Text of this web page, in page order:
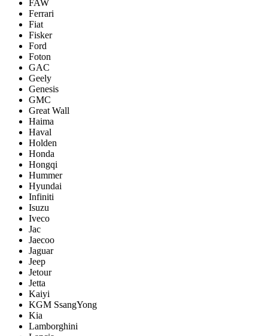
FAW
Ferrari
Fiat
Fisker
Ford
Foton
GAC
Geely
Genesis
GMC
Great Wall
Haima
Haval
Holden
Honda
Hongqi
Hummer
Hyundai
Infiniti
Isuzu
Iveco
Jac
Jaecoo
Jaguar
Jeep
Jetour
Jetta
Kaiyi
KGM SsangYong
Kia
Lamborghini